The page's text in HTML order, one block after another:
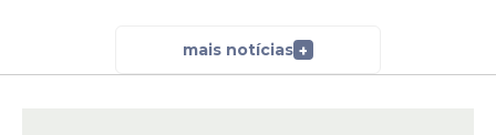
mais notícias +